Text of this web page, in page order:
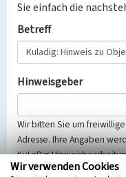
Sie einfach die
Betreff
Hinweisgeber
Wir bitten Sie um freiwillige
Adresse. Ihre Angaben
KuLaDig-
Selbstverständlich werden
Wir verwenden Cookies